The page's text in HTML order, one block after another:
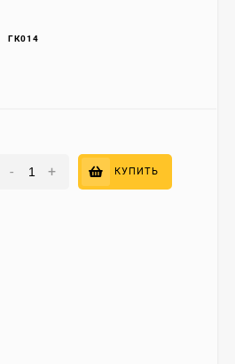
ГК014
- + КУПИТЬ